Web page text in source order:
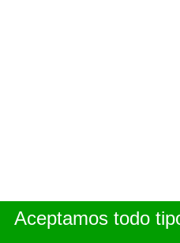
Aceptamos todo